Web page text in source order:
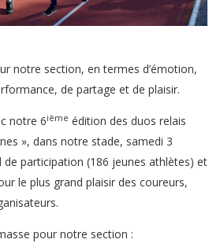
notre section, en termes d’émotion,
de partage et de plaisir.
notre 6ième édition des duos relais
», dans notre stade, samedi 3
de participation (186 jeunes athlètes) et
le plus grand plaisir des coureurs,
pour notre section :